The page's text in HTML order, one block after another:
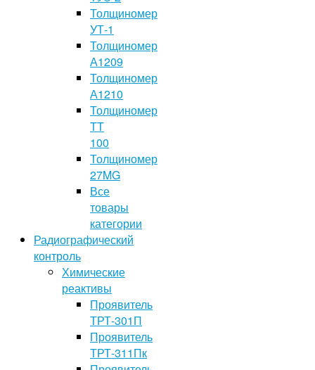
Толщиномер
УТ-1
Толщиномер
А1209
Толщиномер
А1210
Толщиномер
TT
100
Толщиномер
27MG
Все
товары
категории
Радиографический
контроль
Химические
реактивы
Проявитель
ТРТ-301П
Проявитель
ТРТ-311Пк